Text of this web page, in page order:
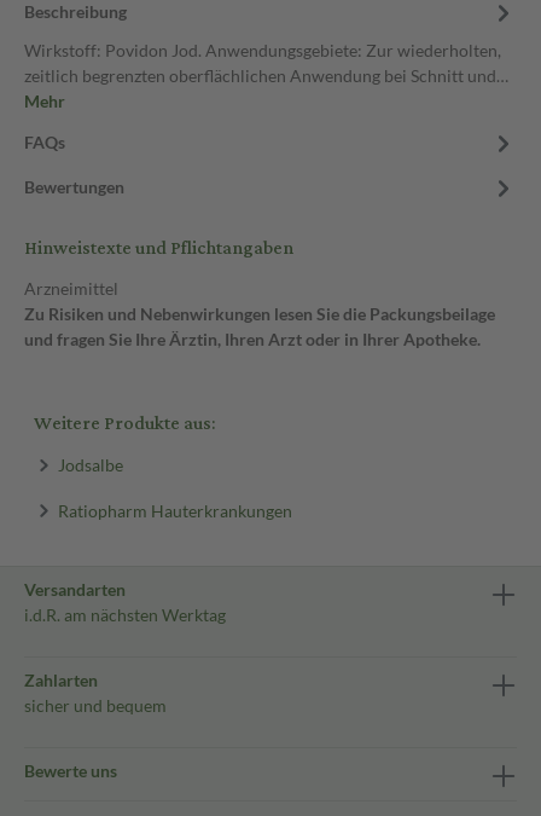
Beschreibung
Wirkstoff: Povidon Jod. Anwendungsgebiete: Zur wiederholten,
zeitlich begrenzten oberflächlichen Anwendung bei Schnitt und…
Mehr
FAQs
Bewertungen
Hinweistexte und Pflichtangaben
Arzneimittel
Zu Risiken und Nebenwirkungen lesen Sie die Packungsbeilage
und fragen Sie Ihre Ärztin, Ihren Arzt oder in Ihrer Apotheke.
Weitere Produkte aus:
Jodsalbe
Ratiopharm Hauterkrankungen
Versandarten
i.d.R. am nächsten Werktag
Zahlarten
sicher und bequem
Bewerte uns